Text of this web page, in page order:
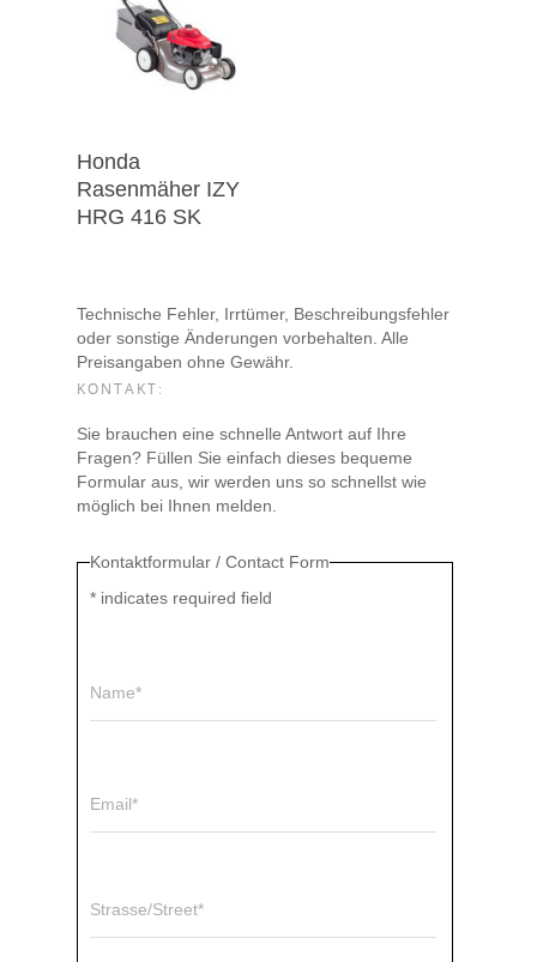
Honda
Rasenmäher IZY
HRG 416 SK
Technische Fehler, Irrtümer, Beschreibungsfehler
oder sonstige Änderungen vorbehalten. Alle
Preisangaben ohne Gewähr.
KONTAKT:
Sie brauchen eine schnelle Antwort auf Ihre
Fragen? Füllen Sie einfach dieses bequeme
Formular aus, wir werden uns so schnellst wie
möglich bei Ihnen melden.
Kontaktformular / Contact Form
* indicates required field
Name*
Email*
Strasse/Street*